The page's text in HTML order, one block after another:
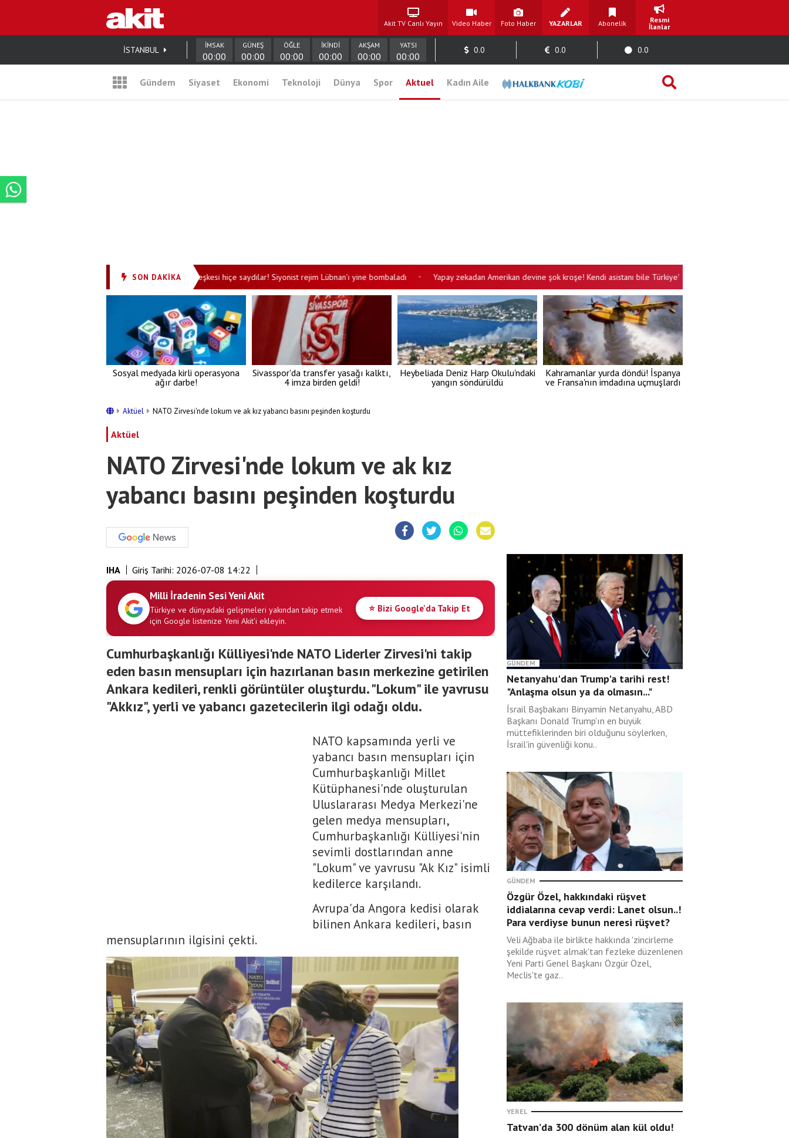
Akit TV Canlı Yayın Video Haber Foto Haber YAZARLAR Abonelik
Resmi
İlanlar
İSTANBUL İMSAK
00:00
GÜNEŞ
00:00
ÖĞLE
00:00
İKİNDİ
00:00
AKŞAM
00:00
YATSI
00:00
0.0 0.0 0.0
Gündem Siyaset Ekonomi Teknoloji Dünya Spor Aktuel Kadın Aile
SON DAKİKA
ihsan Aktaş davasında yeni gelişme! • Ateşkesi hiçe saydılar! Siyonist rejim Lübnan'ı yine bombaladı • Yapay zekadan Amerikan devine şok kroşe! Kendi asistanı bile Türkiye'nin gururuna şapka çıkardı!
Sosyal medyada kirli operasyona
ağır darbe!
Sivasspor'da transfer yasağı kalktı,
4 imza birden geldi!
Heybeliada Deniz Harp Okulu'ndaki
yangın söndürüldü
Kahramanlar yurda döndü! İspanya
ve Fransa'nın imdadına uçmuşlardı
Aktüel NATO Zirvesi'nde lokum ve ak kız yabancı basını peşinden koşturdu
Aktüel
NATO Zirvesi'nde lokum ve ak kız
yabancı basını peşinden koşturdu
IHA Giriş Tarihi: 2026-07-08 14:22
Milli İradenin Sesi Yeni Akit
Türkiye ve dünyadaki gelişmeleri yakından takip etmek
için Google listenize Yeni Akit'i ekleyin.
⭐ Bizi Google'da Takip Et
Cumhurbaşkanlığı Külliyesi'nde NATO Liderler Zirvesi'ni takip
eden basın mensupları için hazırlanan basın merkezine getirilen
Ankara kedileri, renkli görüntüler oluşturdu. "Lokum" ile yavrusu
"Akkız", yerli ve yabancı gazetecilerin ilgi odağı oldu.
NATO kapsamında yerli ve
yabancı basın mensupları için
Cumhurbaşkanlığı Millet
Kütüphanesi'nde oluşturulan
Uluslararası Medya Merkezi'ne
gelen medya mensupları,
Cumhurbaşkanlığı Külliyesi'nin
sevimli dostlarından anne
"Lokum" ve yavrusu "Ak Kız" isimli
kedilerce karşılandı.
Avrupa'da Angora kedisi olarak
bilinen Ankara kedileri, basın
mensuplarının ilgisini çekti.
GÜNDEM
Netanyahu'dan Trump'a tarihi rest!
"Anlaşma olsun ya da olmasın..."
İsrail Başbakanı Binyamin Netanyahu, ABD
Başkanı Donald Trump'ın en büyük
müttefiklerinden biri olduğunu söylerken,
İsrail'in güvenliği konu..
GÜNDEM
Özgür Özel, hakkındaki rüşvet
iddialarına cevap verdi: Lanet olsun..!
Para verdiyse bunun neresi rüşvet?
Veli Ağbaba ile birlikte hakkında 'zincirleme
şekilde rüşvet almak'tan fezleke düzenlenen
Yeni Parti Genel Başkanı Özgür Özel,
Meclis'te gaz..
YEREL
Tatvan’da 300 dönüm alan kül oldu!